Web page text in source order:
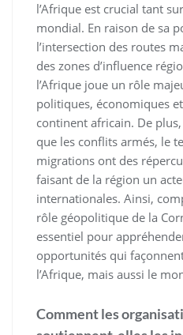
l’Afrique est crucial tant
mondial. En raison de sa
l’intersection des routes
des zones d’influence
l’Afrique joue un rôle
politiques, économiques
continent africain. De
que les conflits armés, le
migrations ont des
faisant de la région un
internationales. Ainsi,
rôle géopolitique de la
essentiel pour
opportunités qui
l’Afrique, mais aussi le
Comment les